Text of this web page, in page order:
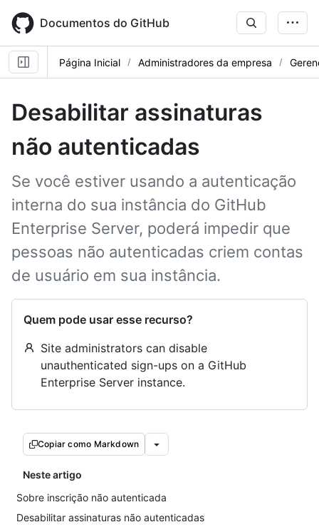
main
content
Documentos do GitHub
Página Inicial Administradores da empresa
Desabilitar assinaturas
não autenticadas
Se você estiver usando a autenticação
interna do sua instância do GitHub
Enterprise Server, poderá impedir que
pessoas não autenticadas criem contas
de usuário em sua instância.
Quem pode usar esse recurso?
Site administrators can disable
unauthenticated sign-ups on a GitHub
Enterprise Server instance.
Copiar como Markdown
Neste artigo
Sobre inscrição não autenticada
Desabilitar assinaturas não autenticadas